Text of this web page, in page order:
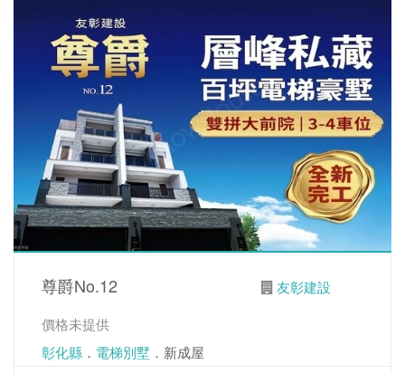
尊爵No.12
友彰建設
價格未提供
彰化縣 ． 電梯別墅 ．新成屋